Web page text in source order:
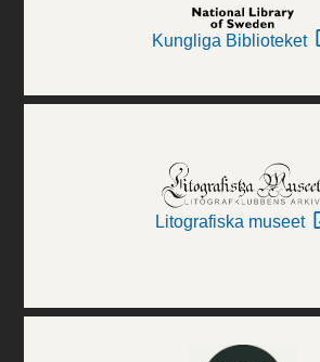
Kungliga Biblioteket
Litografiska museet